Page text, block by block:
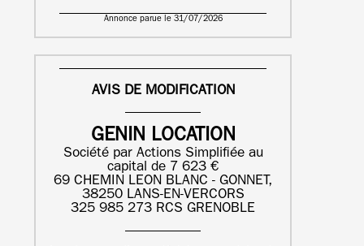
Annonce parue le 31/07/2026
AVIS DE MODIFICATION
GENIN LOCATION
Société par Actions Simplifiée au
capital de 7 623 €
69 CHEMIN LEON BLANC - GONNET,
38250 LANS-EN-VERCORS
325 985 273 RCS GRENOBLE